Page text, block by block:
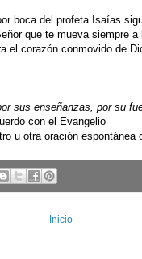
boca del profeta Isaías
que te mueva siempre
el corazón conmovido de
sus enseñanzas, por su
con el Evangelio
u otra oración espontánea
Inicio